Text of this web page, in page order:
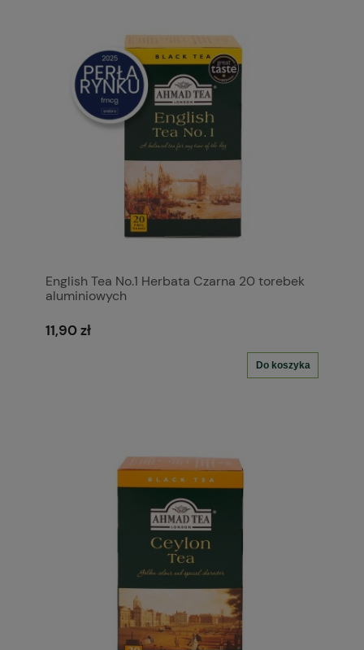
English Tea No.1 Herbata Czarna 20 torebek
aluminiowych
11,90 zł
Do koszyka